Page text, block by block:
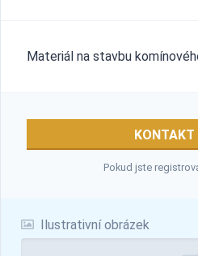
Ilustrativní obrázek
Materiál na stavbu
Pokud jste